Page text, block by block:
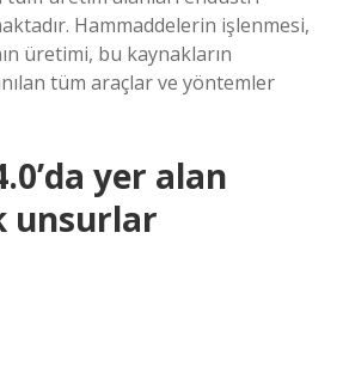
Hammaddelerin işlenmesi,
üretimi, bu kaynakların
tüm araçlar ve yöntemler
yer alan
unsurlar